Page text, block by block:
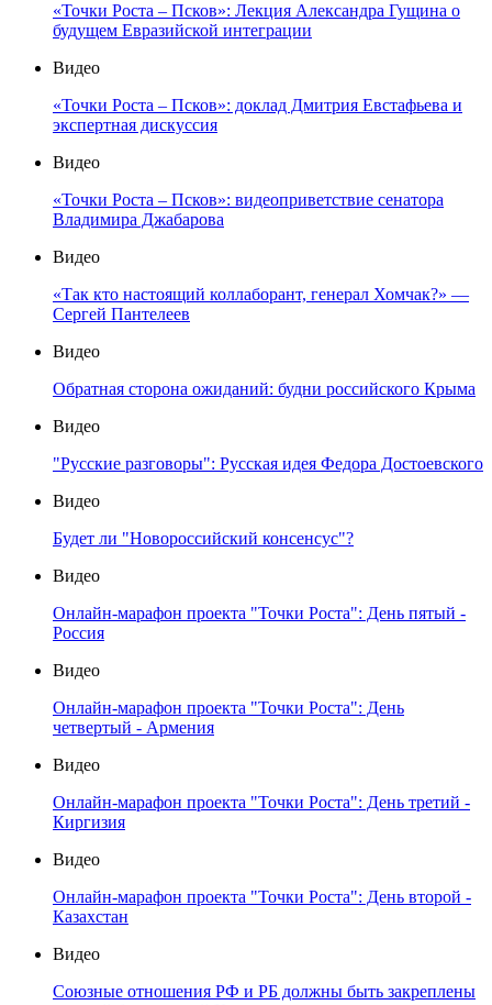
«Точки Роста – Псков»: Лекция Александра Гущина о
будущем Евразийской интеграции
Видео
«Точки Роста – Псков»: доклад Дмитрия Евстафьева и
экспертная дискуссия
Видео
«Точки Роста – Псков»: видеоприветствие сенатора
Владимира Джабарова
Видео
«Так кто настоящий коллаборант, генерал Хомчак?» —
Сергей Пантелеев
Видео
Обратная сторона ожиданий: будни российского Крыма
Видео
"Русские разговоры": Русская идея Федора Достоевского
Видео
Будет ли "Новороссийский консенсус"?
Видео
Онлайн-марафон проекта "Точки Роста": День пятый -
Россия
Видео
Онлайн-марафон проекта "Точки Роста": День
четвертый - Армения
Видео
Онлайн-марафон проекта "Точки Роста": День третий -
Киргизия
Видео
Онлайн-марафон проекта "Точки Роста": День второй -
Казахстан
Видео
Союзные отношения РФ и РБ должны быть закреплены